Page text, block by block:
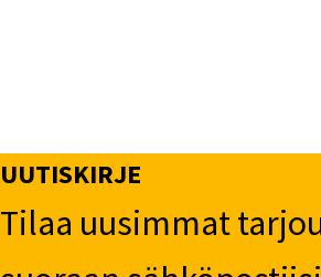
UUTISKIRJE
Tilaa uusimmat